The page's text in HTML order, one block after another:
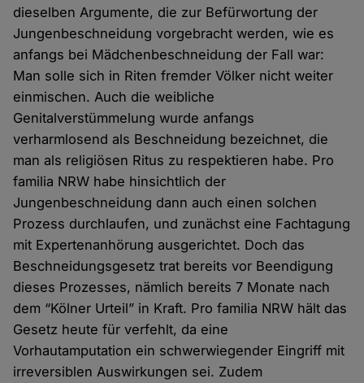
dieselben Argumente, die zur Befürwortung der
Jungenbeschneidung vorgebracht werden, wie es
anfangs bei Mädchenbeschneidung der Fall war:
Man solle sich in Riten fremder Völker nicht weiter
einmischen. Auch die weibliche
Genitalverstümmelung wurde anfangs
verharmlosend als Beschneidung bezeichnet, die
man als religiösen Ritus zu respektieren habe. Pro
familia NRW habe hinsichtlich der
Jungenbeschneidung dann auch einen solchen
Prozess durchlaufen, und zunächst eine Fachtagung
mit Expertenanhörung ausgerichtet. Doch das
Beschneidungsgesetz trat bereits vor Beendigung
dieses Prozesses, nämlich bereits 7 Monate nach
dem “Kölner Urteil” in Kraft. Pro familia NRW hält das
Gesetz heute für verfehlt, da eine
Vorhautamputation ein schwerwiegender Eingriff mit
irreversiblen Auswirkungen sei. Zudem